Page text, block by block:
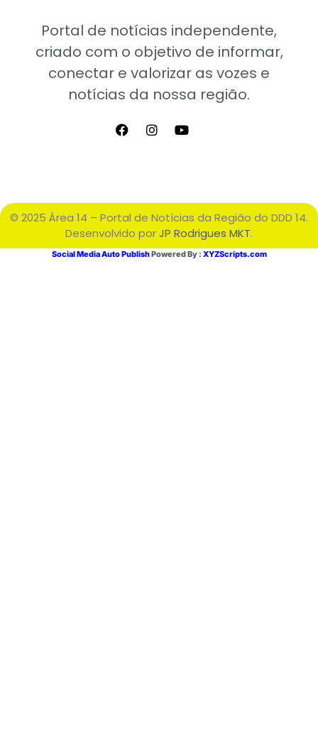
Portal de notícias independente,
criado com o objetivo de informar,
conectar e valorizar as vozes e
notícias da nossa região.
© 2025 Área 14 – Portal de Notícias da Região do DDD 14.
Desenvolvido porJP Rodrigues MKT.
Social Media Auto PublishPowered By : XYZScripts.com